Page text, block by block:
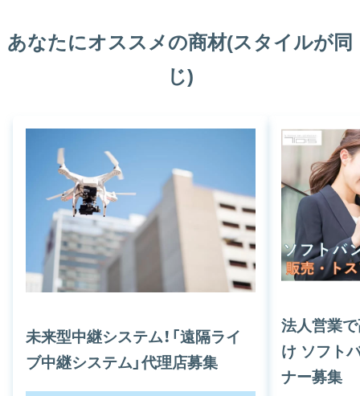
あなたにオススメの商材(スタイルが同
じ)
未来型中継システム！「遠隔ライ
ブ中継システム」代理店募集
法人営業で
け ソフト
ナー募集